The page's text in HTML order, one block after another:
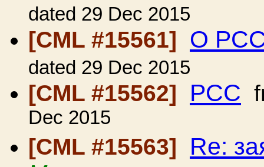
dated 29 Dec 2015
[CML #15561] О
dated 29 Dec 2015
[CML #15562] РСС
Dec 2015
[CML #15563]
Re: